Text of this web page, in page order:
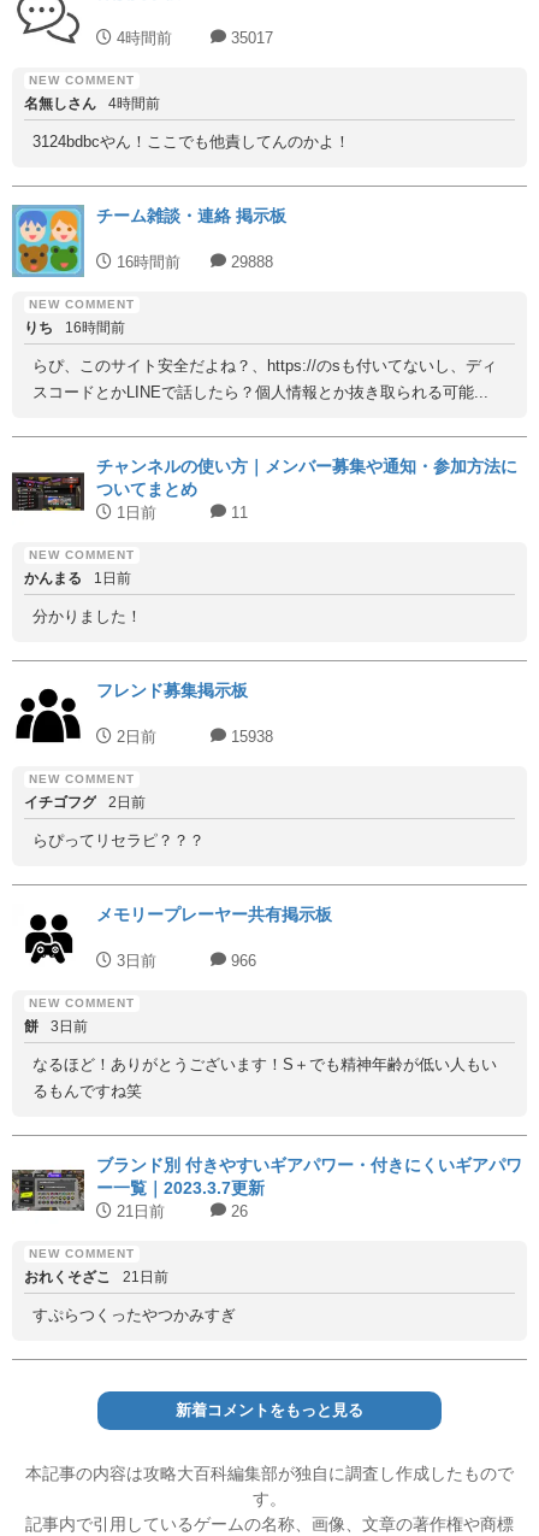
4時間前 35017
名無しさん 4時間前
3124bdbcやん！ここでも他責してんのかよ！
チーム雑談・連絡 掲示板
16時間前 29888
りち 16時間前
らぴ、このサイト安全だよね？、https://のsも付いてないし、ディ
スコードとかLINEで話したら？個人情報とか抜き取られる可能...
チャンネルの使い方｜メンバー募集や通知・参加方法に
ついてまとめ
1日前 11
かんまる 1日前
分かりました！
フレンド募集掲示板
2日前 15938
イチゴフグ 2日前
らぴってリセラピ？？？
メモリープレーヤー共有掲示板
3日前 966
餅 3日前
なるほど！ありがとうございます！S＋でも精神年齢が低い人もい
るもんですね笑
ブランド別 付きやすいギアパワー・付きにくいギアパワ
ー一覧｜2023.3.7更新
21日前 26
おれくそざこ 21日前
すぷらつくったやつかみすぎ
新着コメントをもっと見る
本記事の内容は攻略大百科編集部が独自に調査し作成したもので
す。
記事内で引用しているゲームの名称、画像、文章の著作権や商標